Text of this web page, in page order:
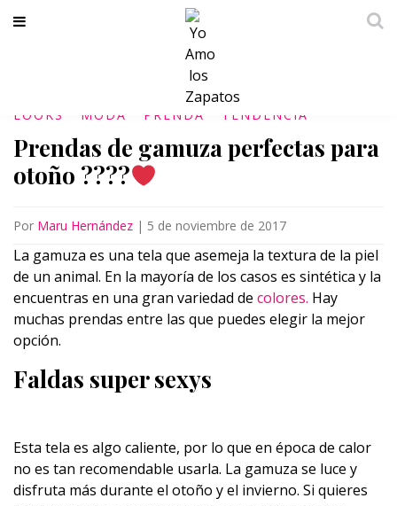
LOOKS MODA PRENDA TENDENCIA
Prendas de gamuza perfectas para
otoño ????
Por Maru Hernández | 5 de noviembre de 2017
La gamuza es una tela que asemeja la textura de la piel
de un animal. En la mayoría de los casos es sintética y la
encuentras en una gran variedad de colores. Hay
muchas prendas entre las que puedes elegir la mejor
opción.
Faldas super sexys
Esta tela es algo caliente, por lo que en época de calor
no es tan recomendable usarla. La gamuza se luce y
disfruta más durante el otoño y el invierno. Si quieres